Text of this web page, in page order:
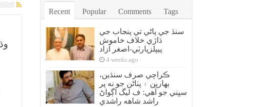
Recent Popular Comments Tags
سنڌ جي پاڻي تي پنجاب جي
ڌاڙي خلاف خاموش
پيپلزپارٽي-اصغر آزاد
4 weeks ago
ڪراچي صرف سنڌين،
بهارين ۽ پٺاڻن جو نه پر
سڀني جو آهي: ف ليگ اڳواڻ
راشد شاهه راشدي